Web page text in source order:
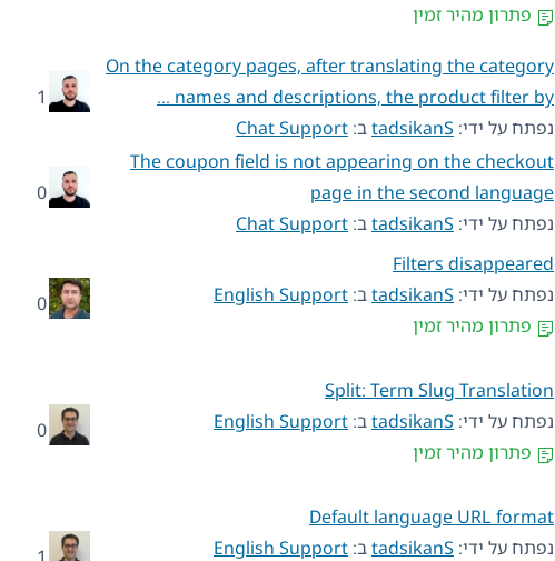
פתרון מהיר זמין
On the category pages, after translating the category
names and descriptions, the product filter by …
נפתח על ידי: tadsikanSב: Chat Support
1
The coupon field is not appearing on the checkout
page in the second language
נפתח על ידי: tadsikanSב: Chat Support
0
Filters disappeared
נפתח על ידי: tadsikanSב: English Support
פתרון מהיר זמין
0
Split: Term Slug Translation
נפתח על ידי: tadsikanSב: English Support
פתרון מהיר זמין
0
Default language URL format
נפתח על ידי: tadsikanSב: English Support
1